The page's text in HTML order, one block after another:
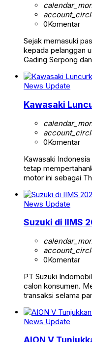
0Komentar
Sejak memasuki
kepada pelanggan
Gading Serpong
News Update
Kawasaki
0Komentar
Kawasaki
tetap
motor ini sebagai
News Update
Suzuki di IIMS
0Komentar
PT Suzuki
calon konsumen.
transaksi selama
News Update
AION V